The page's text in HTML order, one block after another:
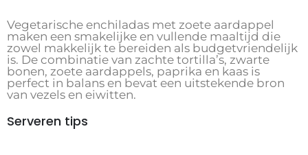
Vegetarische enchiladas met zoete aardappel
maken een smakelijke en vullende maaltijd die
zowel makkelijk te bereiden als budgetvriendelijk
is. De combinatie van zachte tortilla’s, zwarte
bonen, zoete aardappels, paprika en kaas is
perfect in balans en bevat een uitstekende bron
van vezels en eiwitten.
Serveren tips